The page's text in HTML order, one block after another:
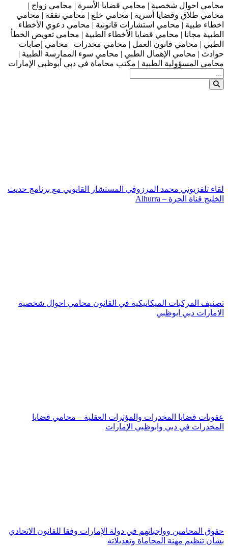
محامي احوال شخصية | محامي قضايا الأسرة | محامي زواج |
محامي طلاق وقضايا أسرية | محامي خلع | محامي نفقة | محامي
اخطاء طبية | محامي استشارات قانونية | محامي دعوي الأخطاء
الطبية مجانا | محامي قضايا الأخطاء الطبية | محامي تعويض الخطأ
الطبي | محامي قانون العمل | محامي مخدرات | محامي إصابات
حوادث | محامي الإهمال الطبي | محامي سوء الممارسة الطبية |
محامي المسؤولية الطبية | مكتب محاماة في دبي أبوظبي الإمارات
لقاء تلفزيوني محمد المرزوقي المستشار القانوني مع برنامج حديث
الخليج قناة الحرة – Alhurra
تصنيف المركبات الميكانيكية في القانون محامي احوال شخصية
الامارات دبي ابوظبي
عقوبات قضايا المخدرات والمؤثرات العقلية – محامي قضايا
المخدرات في دبي وابوظبي الإمارات
حقوق المحامين وواجباتهم في دولة الإمارات وفقا للقانون الاتحادي
بشأن تنظيم مهنة المحاماة وتعديلاته